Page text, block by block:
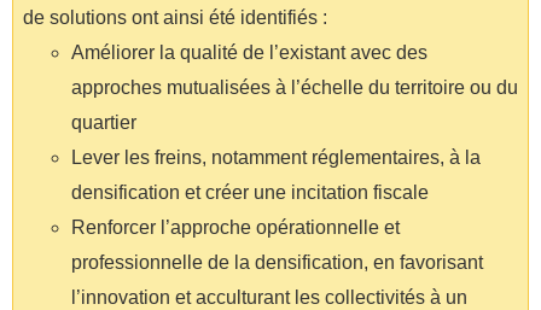
de solutions ont ainsi été identifiés :
Améliorer la qualité de l’existant avec des
approches mutualisées à l’échelle du territoire ou du
quartier
Lever les freins, notamment réglementaires, à la
densification et créer une incitation fiscale
Renforcer l’approche opérationnelle et
professionnelle de la densification, en favorisant
l’innovation et acculturant les collectivités à un